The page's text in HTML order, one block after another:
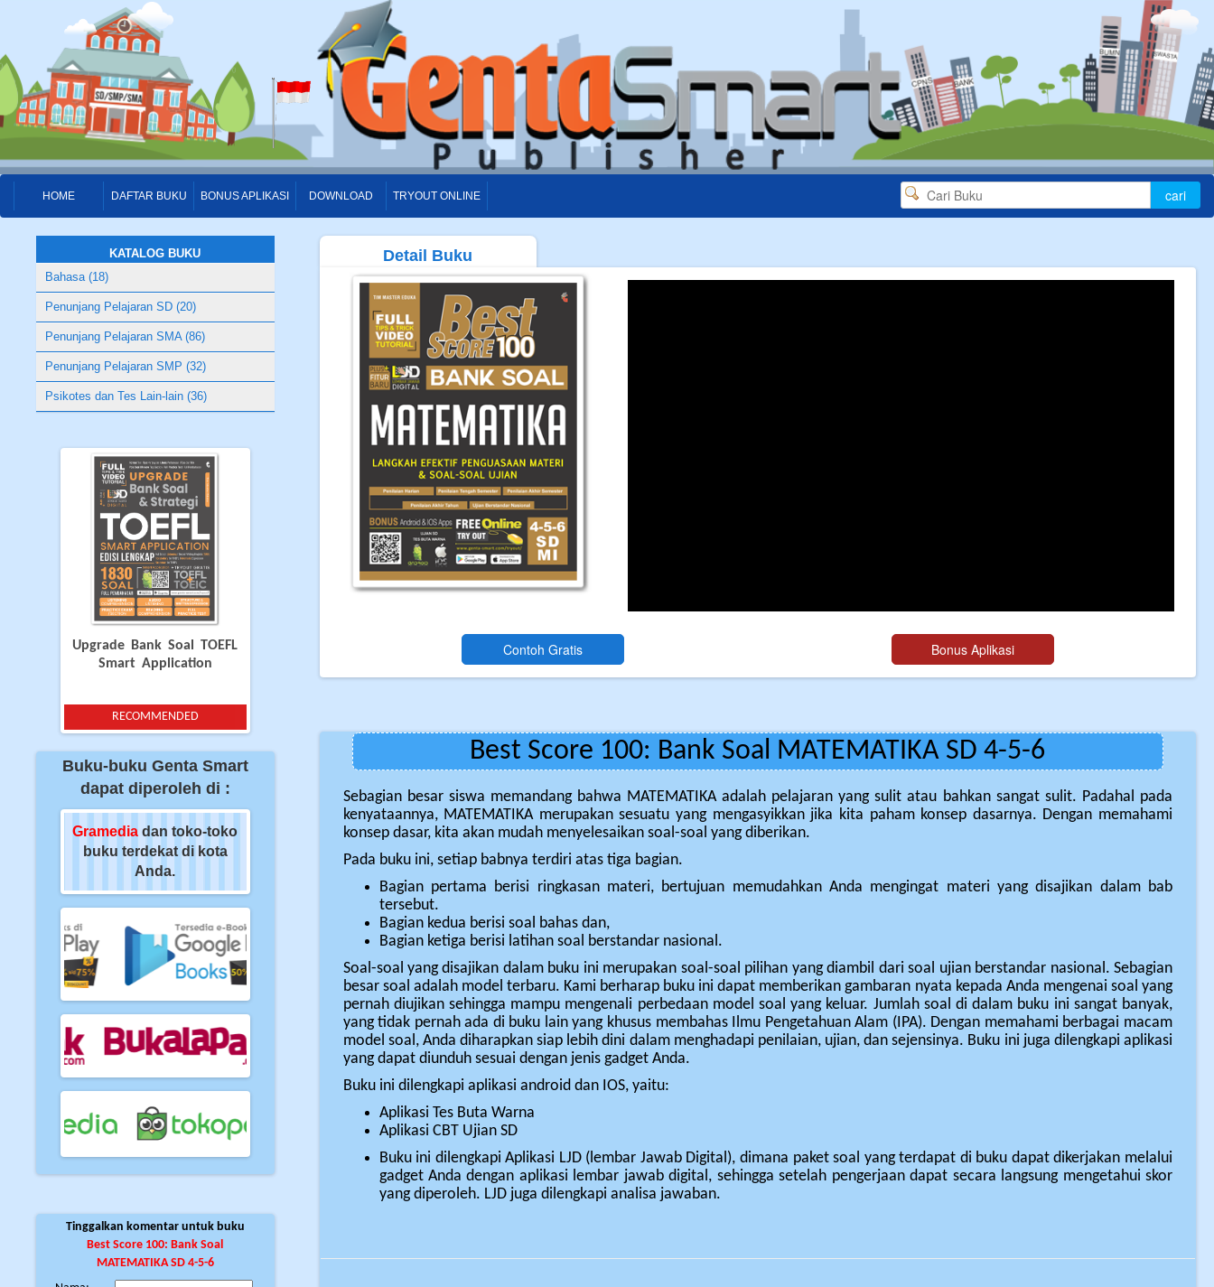
HOME DAFTAR BUKU BONUS APLIKASI DOWNLOAD TRYOUT ONLINE
KATALOG BUKU
Bahasa (18)
Penunjang Pelajaran SD (20)
Penunjang Pelajaran SMA (86)
Penunjang Pelajaran SMP (32)
Psikotes dan Tes Lain-lain (36)
Upgrade Bank Soal TOEFL
Smart Application
RECOMMENDED
Buku-buku Genta Smart
dapat diperoleh di :
Gramedia dan toko-toko
buku terdekat di kota
Anda.
dan toko-toko
buku terdekat di kota
Tinggalkan komentar untuk buku
Best Score 100: Bank Soal
MATEMATIKA SD 4-5-6
Detail Buku
Best Score 100: Bank Soal MATEMATIKA SD 4-5-6
Sebagian besar siswa memandang bahwa MATEMATIKA adalah pelajaran yang sulit atau bahkan sangat sulit. Padahal pada
kenyataannya, MATEMATIKA merupakan sesuatu yang mengasyikkan jika kita paham konsep dasarnya. Dengan memahami
konsep dasar, kita akan mudah menyelesaikan soal-soal yang diberikan.
Pada buku ini, setiap babnya terdiri atas tiga bagian.
Bagian pertama berisi ringkasan materi, bertujuan memudahkan Anda mengingat materi yang disajikan dalam bab
tersebut.
Bagian kedua berisi soal bahas dan,
Bagian ketiga berisi latihan soal berstandar nasional.
Soal-soal yang disajikan dalam buku ini merupakan soal-soal pilihan yang diambil dari soal ujian berstandar nasional. Sebagian
besar soal adalah model terbaru. Kami berharap buku ini dapat memberikan gambaran nyata kepada Anda mengenai soal yang
pernah diujikan sehingga mampu mengenali perbedaan model soal yang keluar. Jumlah soal di dalam buku ini sangat banyak,
yang tidak pernah ada di buku lain yang khusus membahas Ilmu Pengetahuan Alam (IPA). Dengan memahami berbagai macam
model soal, Anda diharapkan siap lebih dini dalam menghadapi penilaian, ujian, dan sejensinya. Buku ini juga dilengkapi aplikasi
yang dapat diunduh sesuai dengan jenis gadget Anda.
Buku ini dilengkapi aplikasi android dan IOS, yaitu:
Aplikasi Tes Buta Warna
Aplikasi CBT Ujian SD
Buku ini dilengkapi Aplikasi LJD (lembar Jawab Digital), dimana paket soal yang terdapat di buku dapat dikerjakan melalui
gadget Anda dengan aplikasi lembar jawab digital, sehingga setelah pengerjaan dapat secara langsung mengetahui skor
yang diperoleh. LJD juga dilengkapi analisa jawaban.